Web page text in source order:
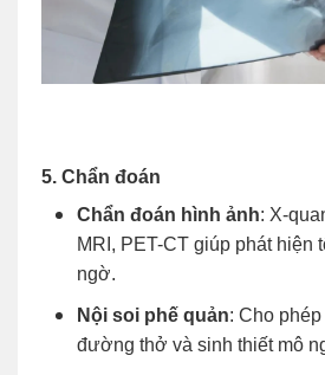
5. Chẩn đoán
Chẩn đoán hình ảnh: X-
MRI, PET-CT giúp phát hiện
ngờ.
Nội soi phế quản: Cho
đường thở và sinh thiết mô